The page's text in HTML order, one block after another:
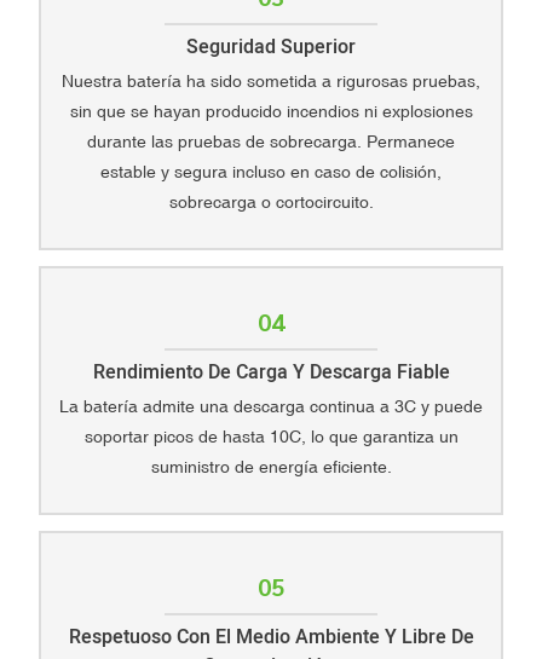
Seguridad Superior
Nuestra batería ha sido sometida a rigurosas pruebas,
sin que se hayan producido incendios ni explosiones
durante las pruebas de sobrecarga. Permanece
estable y segura incluso en caso de colisión,
sobrecarga o cortocircuito.
04
Rendimiento De Carga Y Descarga Fiable
La batería admite una descarga continua a 3C y puede
soportar picos de hasta 10C, lo que garantiza un
suministro de energía eficiente.
05
Respetuoso Con El Medio Ambiente Y Libre De